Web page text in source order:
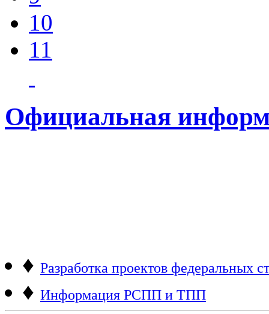
10
11
Официальная
♦ Разработка проектов федеральных
♦ Информация РСПП и ТПП